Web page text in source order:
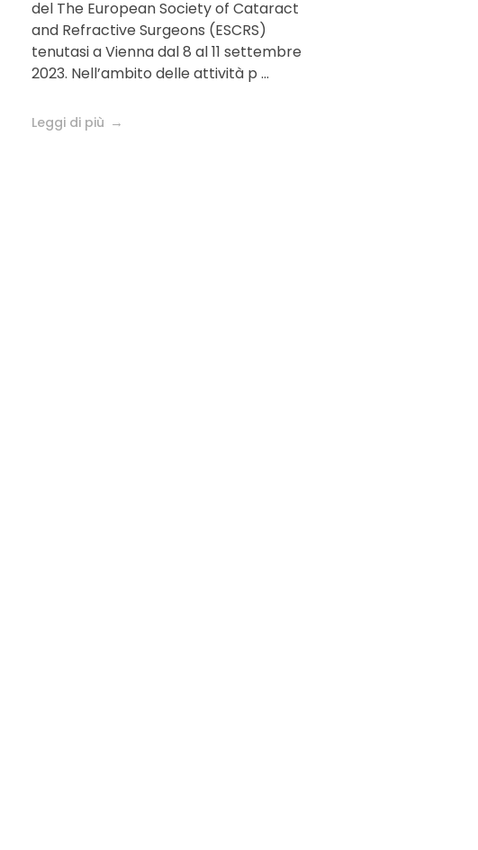
del The European Society of Cataract
and Refractive Surgeons (ESCRS)
tenutasi a Vienna dal 8 al 11 settembre
2023. Nell’ambito delle attività p ...
Leggi di più